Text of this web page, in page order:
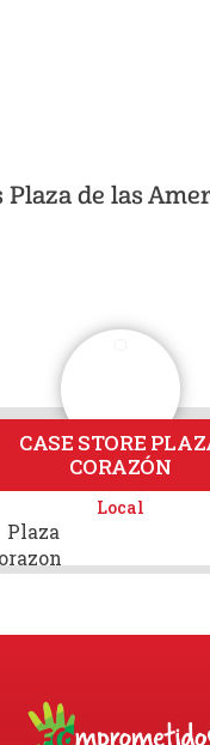
Plaza de las
CASE STORE
CORAZÓN
Local